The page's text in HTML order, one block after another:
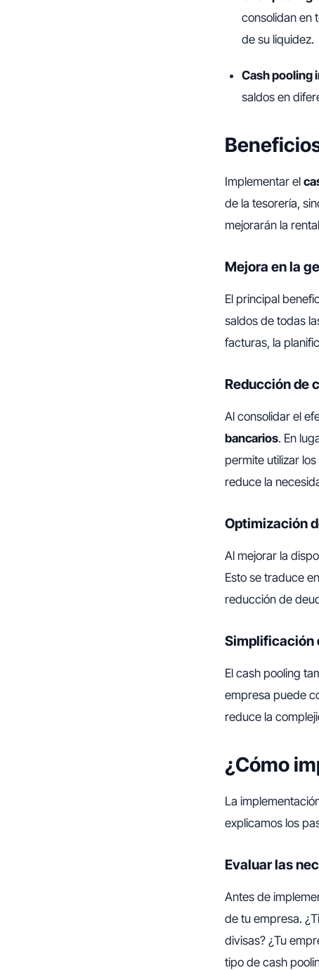
consolidan en
de su liquidez.
Cash pooling
saldos en
Implementar el
de la tesorería,
mejorarán la
Mejora en la
El principal
saldos de todas
facturas, la
Reducción de
Al consolidar el
bancarios. En
permite utilizar
reduce la
Optimización
Al mejorar la
Esto se traduce
reducción de
Simplificación
El cash pooling
empresa puede
reduce la
¿Cómo
La
explicamos los
Evaluar las
Antes de
de tu empresa.
divisas? ¿Tu
tipo de cash